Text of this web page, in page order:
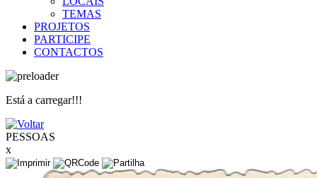
TEMAS
PROJETOS
PARTICIPE
CONTACTOS
Está a carregar!!!
PESSOAS
x